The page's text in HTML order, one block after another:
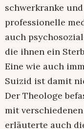
schwerkranke
professionelle
auch
die ihnen ein
Eine wie auch
Suizid ist damit
Der Theologe
mit
erläuterte auch